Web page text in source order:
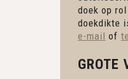
doek op
doekdikte
e-mail of
GROTE